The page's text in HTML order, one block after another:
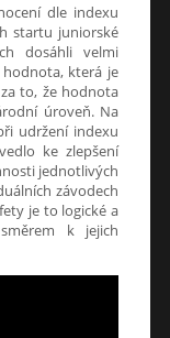
dle indexu
startu juniorské
dosáhli velmi
která je
to, že hodnota
úroveň. Na
udržení indexu
ke zlepšení
jednotlivých
závodech
je to logické a
k jejich